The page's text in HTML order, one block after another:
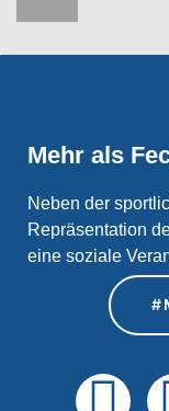
Mehr als
Neben der
Repräsentation
eine soziale